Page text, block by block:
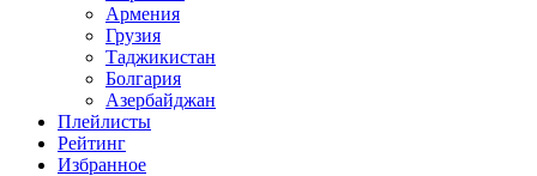
Армения
Грузия
Таджикистан
Болгария
Азербайджан
Плейлисты
Рейтинг
Избранное